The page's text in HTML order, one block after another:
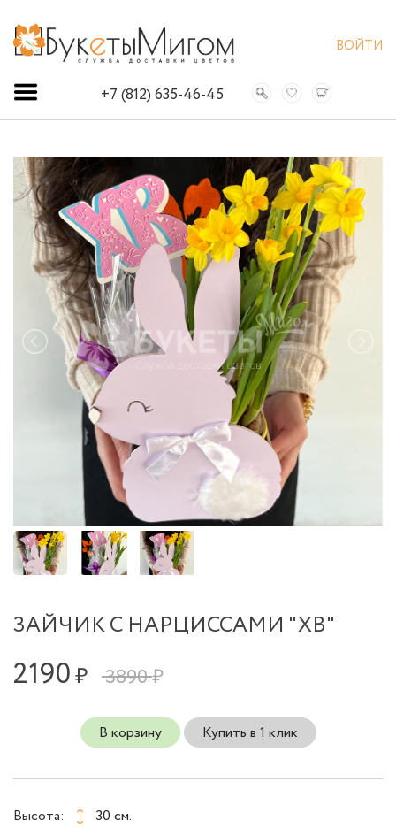
ВОЙТИ
+7 (812) 635-46-45
ЗАЙЧИК С НАРЦИССАМИ "ХВ"
2190₽ 3890 ₽
В корзину Купить в 1 клик
Высота:
30 см.